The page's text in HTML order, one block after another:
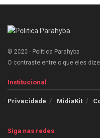
© 2020 - Política Parahyba
O contraste entre o que eles
Institucional
Privacidade MidiaKit
Siga nas redes